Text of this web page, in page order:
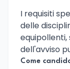
I requisiti
delle
dell'avviso
Come